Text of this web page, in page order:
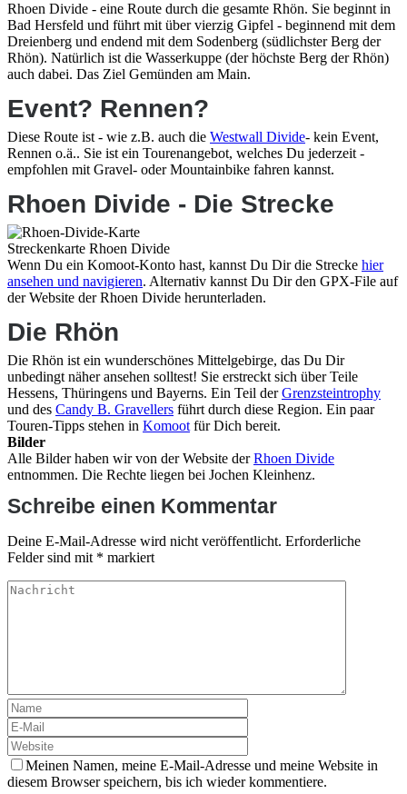
Rhoen Divide - eine Route durch die gesamte Rhön. Sie beginnt in
Bad Hersfeld und führt mit über vierzig Gipfel - beginnend mit dem
Dreienberg und endend mit dem Sodenberg (südlichster Berg der
Rhön). Natürlich ist die Wasserkuppe (der höchste Berg der Rhön)
auch dabei. Das Ziel Gemünden am Main.
Event? Rennen?
Diese Route ist - wie z.B. auch die Westwall Divide- kein Event,
Rennen o.ä.. Sie ist ein Tourenangebot, welches Du jederzeit -
empfohlen mit Gravel- oder Mountainbike fahren kannst.
Rhoen Divide - Die Strecke
Streckenkarte Rhoen Divide
Wenn Du ein Komoot-Konto hast, kannst Du Dir die Strecke hier
ansehen und navigieren. Alternativ kannst Du Dir den GPX-File auf
der Website der Rhoen Divide herunterladen.
Die Rhön
Die Rhön ist ein wunderschönes Mittelgebirge, das Du Dir
unbedingt näher ansehen solltest! Sie erstreckt sich über Teile
Hessens, Thüringens und Bayerns. Ein Teil derGrenzsteintrophy
und des Candy B. Gravellers führt durch diese Region. Ein paar
Touren-Tipps stehen in Komoot für Dich bereit.
Bilder
Alle Bilder haben wir von der Website derRhoen Divide
entnommen. Die Rechte liegen bei Jochen Kleinhenz.
Schreibe einen Kommentar
Deine E-Mail-Adresse wird nicht veröffentlicht. Erforderliche
Felder sind mit * markiert
Meinen Namen, meine E-Mail-Adresse und meine Website in
diesem Browser speichern, bis ich wieder kommentiere.